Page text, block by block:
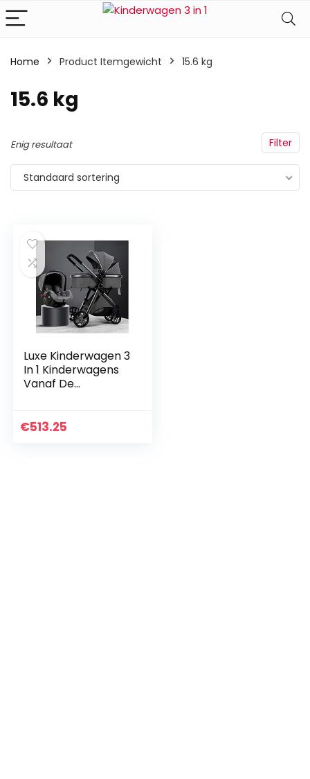
Home Product Itemgewicht ‎15.6 kg
‎15.6 kg
Filter
Enig resultaat
Standaard sortering
Luxe Kinderwagen 3
In 1 Kinderwagens
Vanaf De
Lichtgewicht
€513.25